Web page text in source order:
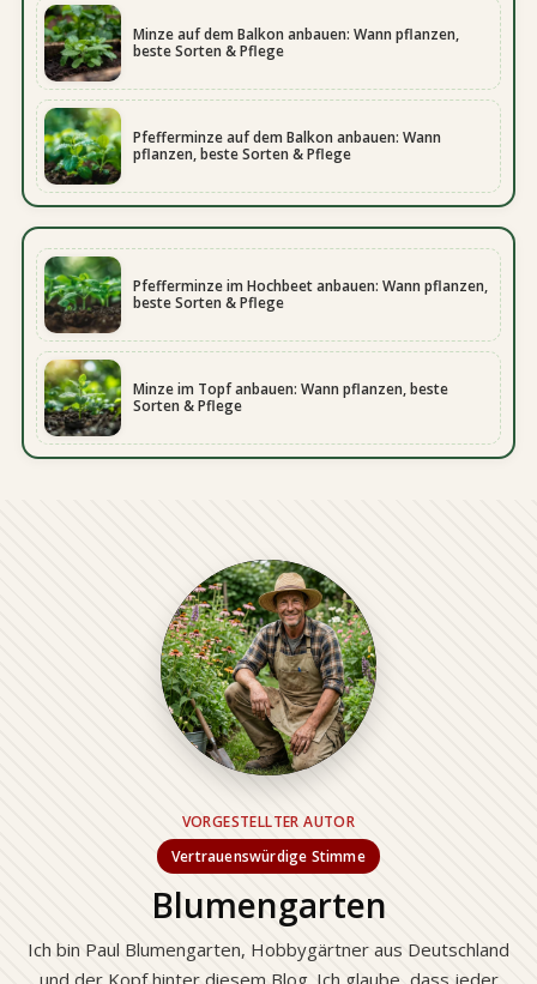
Minze auf dem Balkon anbauen: Wann pflanzen,
beste Sorten & Pflege
Pfefferminze auf dem Balkon anbauen: Wann
pflanzen, beste Sorten & Pflege
Pfefferminze im Hochbeet anbauen: Wann pflanzen,
beste Sorten & Pflege
Minze im Topf anbauen: Wann pflanzen, beste
Sorten & Pflege
VORGESTELLTER AUTOR
Vertrauenswürdige Stimme
Blumengarten
Ich bin Paul Blumengarten, Hobbygärtner aus Deutschland
und der Kopf hinter diesem Blog. Ich glaube, dass jeder